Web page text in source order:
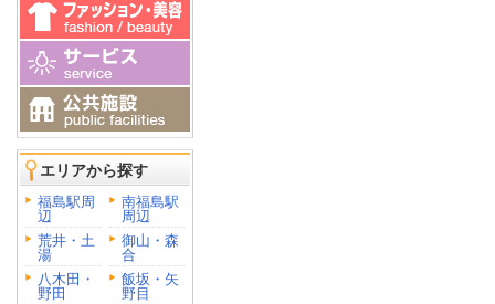
エリアから探す
福島駅周
辺
南福島駅
周辺
荒井・土
湯
御山・森
合
八木田・
野田
飯坂・矢
野目